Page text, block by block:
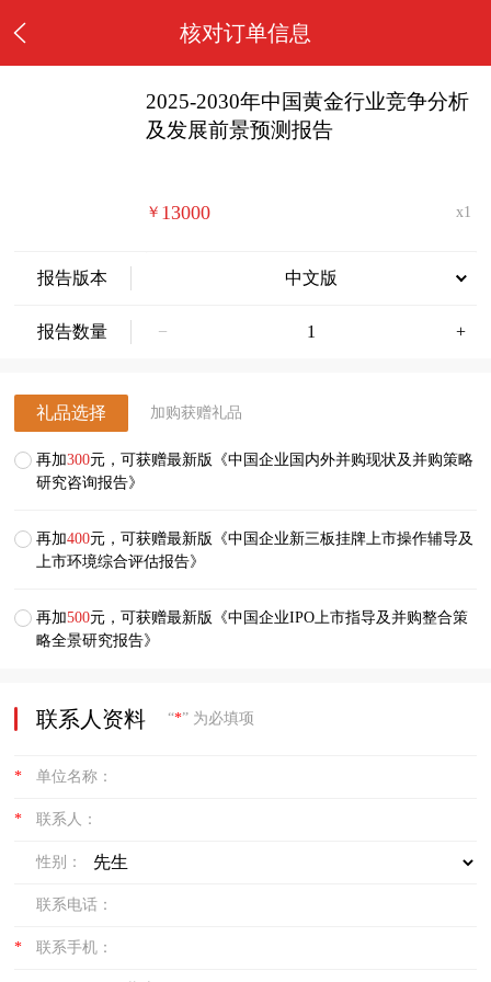
核对订单信息
2025-2030年中国黄金行业竞争分析
及发展前景预测报告
￥ 13000 x1
报告版本 中文版
报告数量 − +
礼品选择 加购获赠礼品
再加300元，可获赠最新版《中国企业国内外并购现状及并购策略
研究咨询报告》
再加400元，可获赠最新版《中国企业新三板挂牌上市操作辅导及
上市环境综合评估报告》
再加500元，可获赠最新版《中国企业IPO上市指导及并购整合策
略全景研究报告》
联系人资料 “*” 为必填项
* 单位名称：
* 联系人：
性别：
联系电话：
* 联系手机：